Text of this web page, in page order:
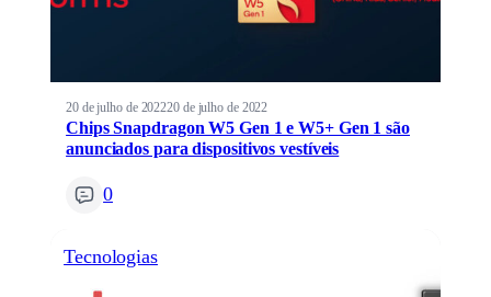
20 de julho de 202220 de julho de 2022
Chips Snapdragon W5 Gen 1 e W5+ Gen 1 são
anunciados para dispositivos vestíveis
0
Tecnologias